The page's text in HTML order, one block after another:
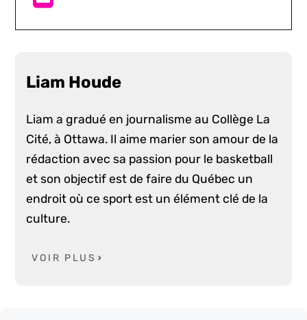
Liam Houde
Liam a gradué en journalisme au Collège La
Cité, à Ottawa. Il aime marier son amour de la
rédaction avec sa passion pour le basketball
et son objectif est de faire du Québec un
endroit où ce sport est un élément clé de la
culture.
VOIR PLUS